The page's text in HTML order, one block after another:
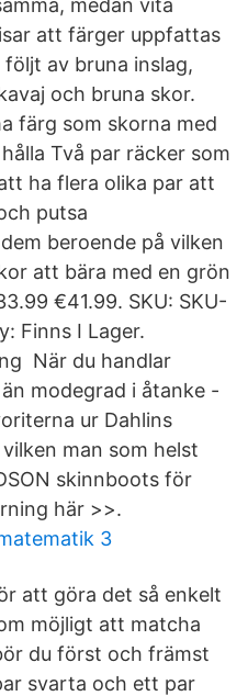
medan vita
att färger uppfattas
av bruna inslag,
och bruna skor.
färg som skorna med
Två par räcker som
ha flera olika par att
putsa
beroende på vilken
att bära med en grön
€41.99. SKU: SKU-
Finns I Lager.
När du handlar
modegrad i åtanke -
ur Dahlins
man som helst
skinnboots för
här >>.
3
att göra det så enkelt
möjligt att matcha
du först och främst
svarta och ett par